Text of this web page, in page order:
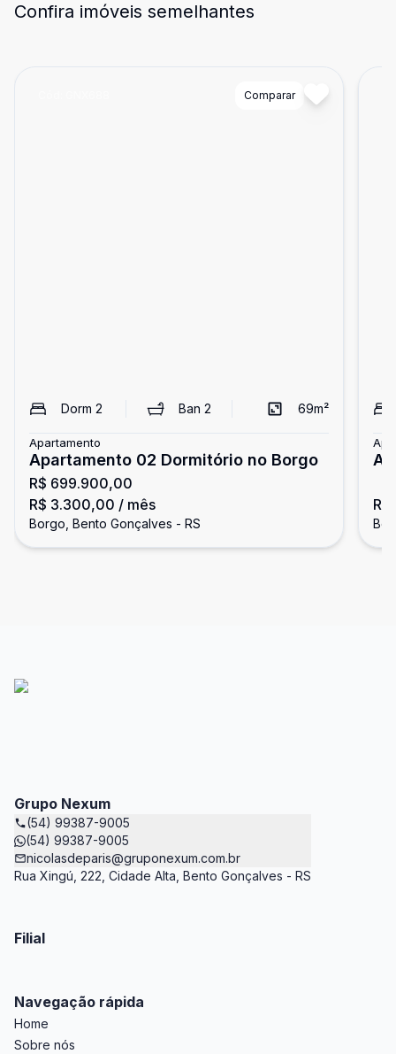
Confira imóveis semelhantes
Comparar
Dorm 2 Ban2 69m²
Apartamento
Apartamento 02 Dormitório no Borgo
R$ 699.900,00
R$ 3.300,00 / mês
Borgo, Bento Gonçalves - RS
Grupo Nexum
(54) 99387-9005
(54) 99387-9005
nicolasdeparis@gruponexum.com.br
Rua Xingú, 222, Cidade Alta, Bento Gonçalves - RS
Filial
Navegação rápida
Home
Sobre nós